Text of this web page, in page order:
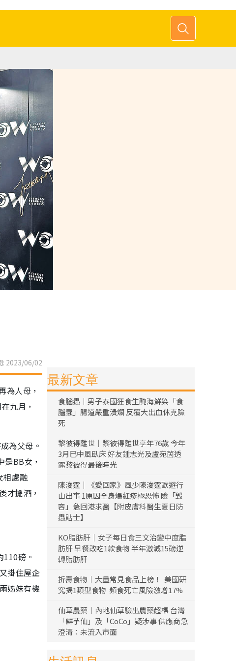
: 2023/06/02
為人母，
九月，
為父母。
BB女，
相處融
才擺酒，
磅。
掛住屋企
姊妹有機
最新文章
食腦蟲｜男子泰國狂食生醃海鮮染「食
腦蟲」腸道嚴重潰爛 反覆大出血休克險
死
黎彼得離世｜黎彼得離世享年76歲 今年
3月已中風臥床 好友鍾志光及盧宛茵透
露黎彼得最後時光
陳浚霆｜《愛回家》風少陳浚霆歐遊行
山出事 1原因全身爆紅疹極恐怖 險「毀
容」急回港求醫【附皮膚科醫生夏日防
蟲貼士】
KO脂肪肝｜女子每日食三文治變中度脂
肪肝 早餐改吃1款食物 半年激減15磅逆
轉脂肪肝
折壽食物｜大量常見食品上榜！ 美國研
究揭1類型食物 頻食死亡風險激增17%
仙草農藥丨內地仙草驗出農藥超標 台灣
「鮮芋仙」及「CoCo」疑涉事 供應商急
澄清：未流入市面